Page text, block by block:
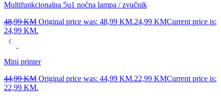
Multifunkcionalna 5u1 noćna lampa / zvučnik
48,99KM Original price was: 48,99 KM.24,99 KMCurrent price is:
24,99 KM.
Mini printer
44,99KM Original price was: 44,99 KM.22,99 KMCurrent price is:
22,99 KM.